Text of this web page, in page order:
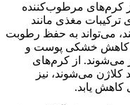
کرم‌های مرطوب‌کننده
مغذی مانند
می‌تواند به حفظ رطوبت
کاهش خشکی پوست و
می‌شوند. از کرم‌های
کلاژن می‌شوند، نیز
کاهش یابد.